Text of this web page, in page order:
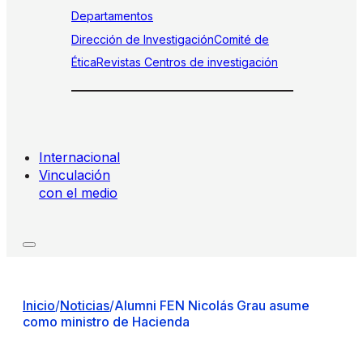
Departamentos
Dirección de InvestigaciónComité de
ÉticaRevistas Centros de investigación
Internacional
Vinculación
con el medio
Inicio/Noticias/Alumni FEN Nicolás Grau asume
como ministro de Hacienda